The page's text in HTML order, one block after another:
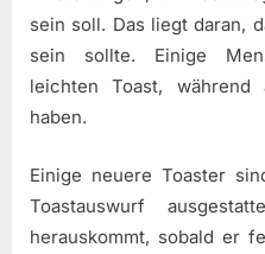
sein soll. Das liegt daran,
sein sollte. Einige
leichten Toast,
haben.
Einige neuere Toaster
Toastauswurf
herauskommt, sobald er